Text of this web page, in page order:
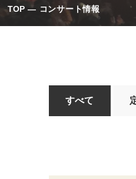
TOP コンサート情報
すべて